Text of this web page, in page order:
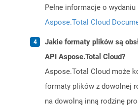
Pełne informacje o
Aspose.Total Cloud
Jakie formaty plików są
API Aspose.Total Cloud?
Aspose.Total Cloud może
formaty plików z dowolnej
na dowolną inną rodzinę